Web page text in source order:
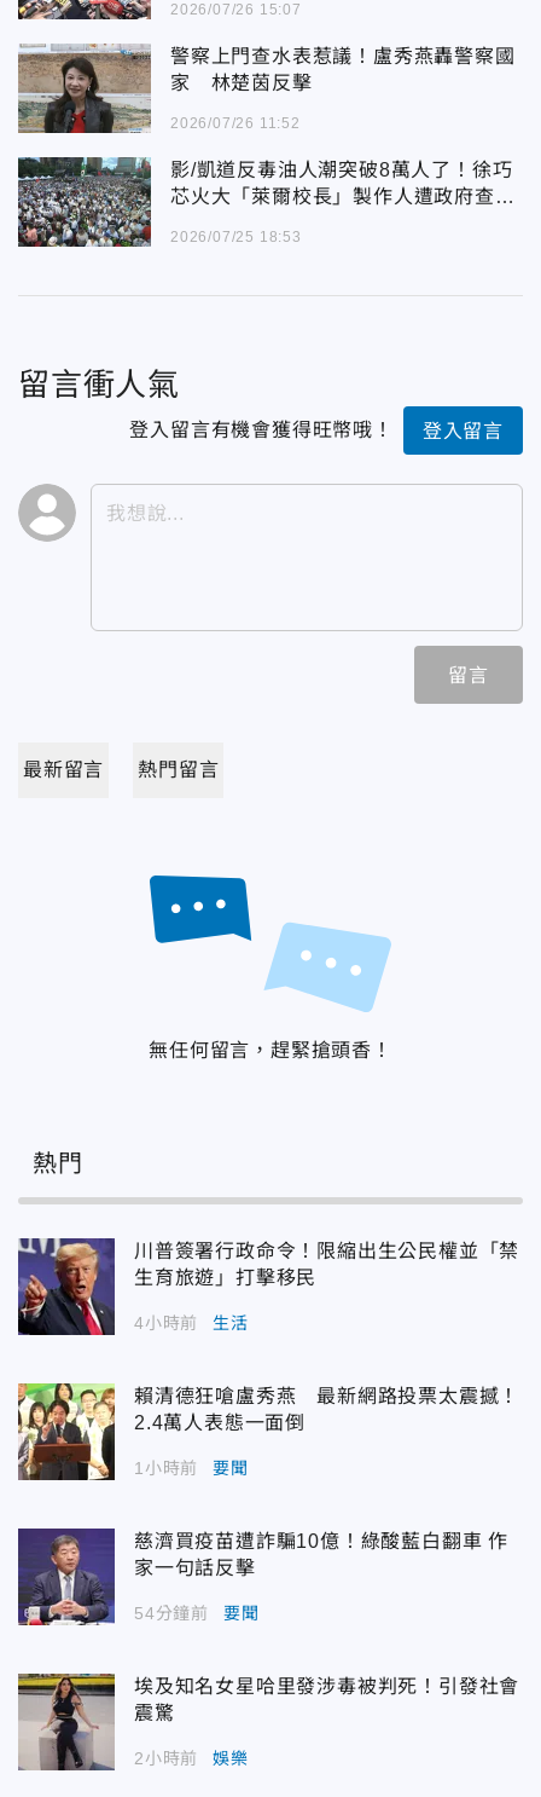
2026/07/26 15:07
警察上門查水表惹議！盧秀燕轟警察國
家 林楚茵反擊
2026/07/26 11:52
影/凱道反毒油人潮突破8萬人了！徐巧
芯火大「萊爾校長」製作人遭政府查水
2026/07/25 18:53
留言衝人氣
登入留言有機會獲得旺幣哦！ 登入留言
留言
最新留言 熱門留言
無任何留言，趕緊搶頭香！
熱門
川普簽署行政命令！限縮出生公民權並「禁
生育旅遊」打擊移民
4小時前 生活
賴清德狂嗆盧秀燕 最新網路投票太震撼！
2.4萬人表態一面倒
1小時前 要聞
慈濟買疫苗遭詐騙10億！綠酸藍白翻車 作
家一句話反擊
54分鐘前 要聞
埃及知名女星哈里發涉毒被判死！引發社會
震驚
2小時前 娛樂